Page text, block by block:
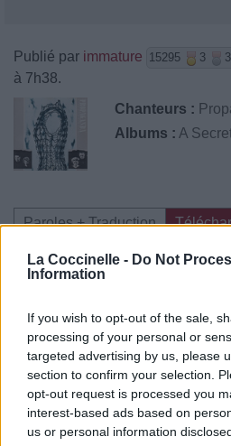
La Coccinelle - Do Not
Information
If you wish to opt-out of the sale,
processing of your personal or
targeted advertising by us, please
section to confirm your selection.
opt-out request is processed you
interest-based ads based on
us or personal information
Publié par immature 15295 3 3
à 7h38.
Chanteurs :
Albums : A
Paroles + Traduction
Commentaires
Pour prolonger le plaisir
Vous aimez chanter, apprenez
Télécharger légalement les
Télécharger légalement les